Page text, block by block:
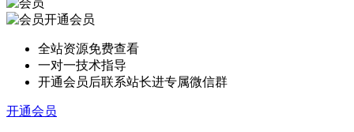
开通会员
全站资源免费查看
一对一技术指导
开通会员后联系站长进专属微信群
开通会员